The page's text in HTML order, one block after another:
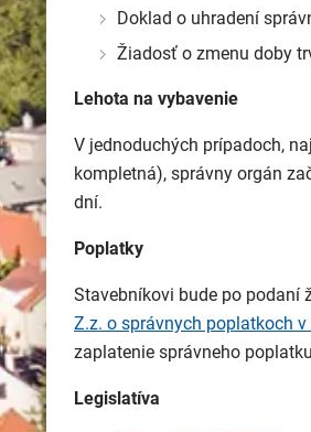
Doklad o uhradení
Žiadosť o zmenu doby
Lehota na vybavenie
V jednoduchých prípadoch,
kompletná), správny orgán
dní.
Poplatky
Stavebníkovi bude po podaní
Z.z. o správnych poplatkoch
zaplatenie správneho
Legislatíva